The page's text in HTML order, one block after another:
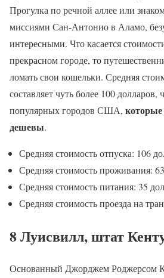
Прогулка по речной аллее или
миссиями Сан-Антонио в Аламо,
интересными. Что касается
прекрасном городе, то
ломать свои кошельки. Средняя
составляет чуть более 100 долларов,
популярных городов США, которые
дешевы.
Средняя стоимость отпуска: 106
Средняя стоимость проживания:
Средняя стоимость питания: 35
Средняя стоимость проезда на
8 Луисвилл, штат
Основанный Джорджем Роджерсом